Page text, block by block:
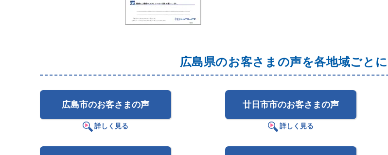
広島県のお客さまの声を各地域ごとに
広島市のお客さまの声
詳しく見る
廿日市市のお客さまの声
詳しく見る